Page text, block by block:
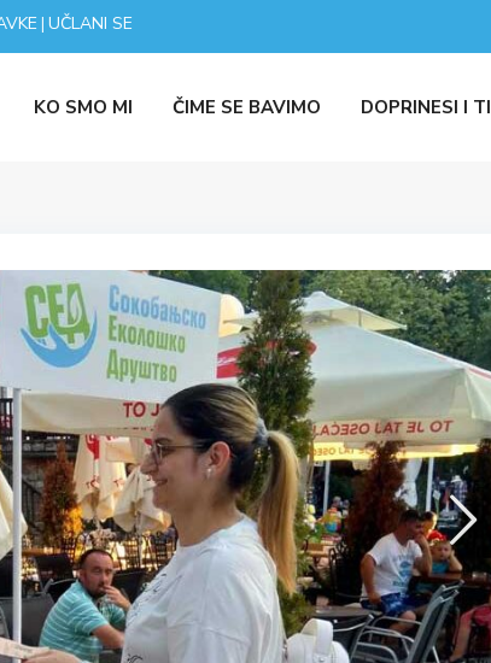
| UČLANI SE
KO SMO MI ČIME SE BAVIMO DOPRINESI I TI